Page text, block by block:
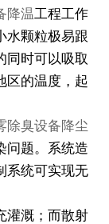
降温工程工作
水颗粒极易跟
同时可以吸取
区的温度，起
除臭设备降尘
问题。系统造
系统可实现无
灌溉；而散射